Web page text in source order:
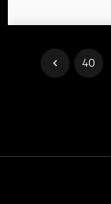
40